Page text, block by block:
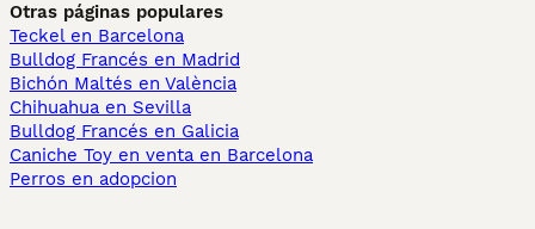
Otras páginas populares
Teckel en Barcelona
Bulldog Francés en Madrid
Bichón Maltés en València
Chihuahua en Sevilla
Bulldog Francés en Galicia
Caniche Toy en venta en Barcelona
Perros en adopcion